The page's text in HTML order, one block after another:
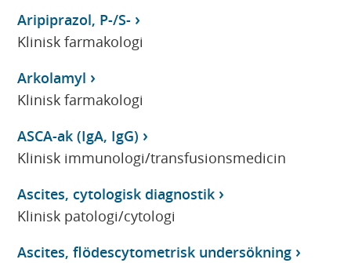
Aripiprazol, P-/S-
Klinisk farmakologi
Arkolamyl
Klinisk farmakologi
ASCA-ak (IgA, IgG)
Klinisk immunologi/transfusionsmedicin
Ascites, cytologisk diagnostik
Klinisk patologi/cytologi
Ascites, flödescytometrisk undersökning